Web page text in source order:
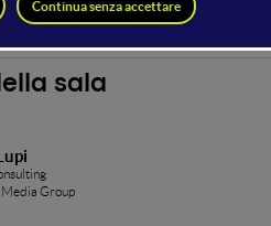
sala
Media Group